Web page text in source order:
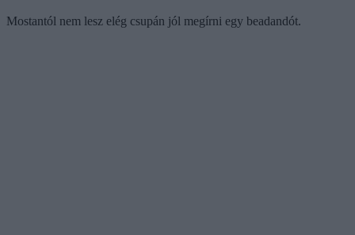
Mostantól nem lesz elég csupán jól megírni egy beadandót.